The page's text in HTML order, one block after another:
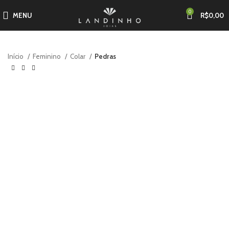
MENU 0 R$0,00
Início Feminino Colar Pedras